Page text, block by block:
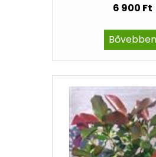
6 900 Ft
Bővebben